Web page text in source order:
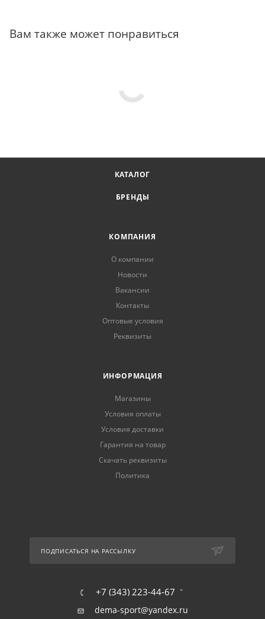
Вам также может понравиться
КАТАЛОГ
БРЕНДЫ
КОМПАНИЯ
О компании
Новости
Вакансии
Контакты
Оптовые условия
Реквизиты
ИНФОРМАЦИЯ
Магазины
Условия оплаты
Условия доставки
Гарантия на товар
Скачать реквизиты
Политика
ПОДПИСАТЬСЯ НА РАССЫЛКУ
+7 (343) 223-44-67
dema-sport@yandex.ru